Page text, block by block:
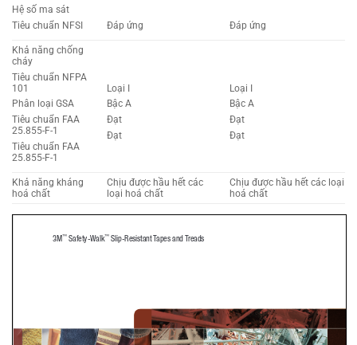
Hệ số ma sát
Tiêu chuẩn NFSI
Đáp ứng Đáp ứng
Khả năng chống
cháy
Tiêu chuẩn NFPA
101
Phân loại GSA
Tiêu chuẩn FAA
25.855-F-1
Tiêu chuẩn FAA
25.855-F-1
Loại I
Bậc A
Đạt
Đạt
Loại I
Bậc A
Đạt
Đạt
Khả năng kháng
hoá chất
Chịu được hầu hết các
loại hoá chất
Chịu được hầu hết các loại
hoá chất